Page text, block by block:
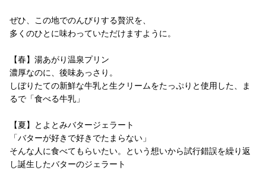
ぜひ、この地でのんびりする贅沢を、
多くのひとに味わっていただけますように。
【春】湯あがり温泉プリン
濃厚なのに、後味あっさり。
しぼりたての新鮮な牛乳と生クリームをたっぷりと使用した、ま
るで「食べる牛乳」
【夏】とよとみバタージェラート
「バターが好きで好きでたまらない」
そんな人に食べてもらいたい。という想いから試行錯誤を繰り返
し誕生したバターのジェラート